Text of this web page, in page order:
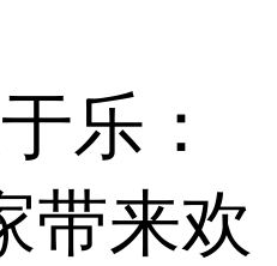
乐：
带来欢